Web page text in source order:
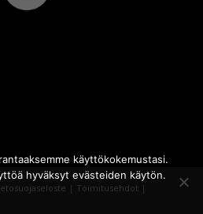
| Toimitusehdot |
käyttökokemustasi.
hyväksyt evästeiden käytön.